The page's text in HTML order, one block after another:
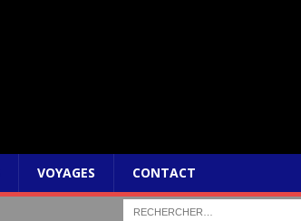
VOYAGES CONTACT